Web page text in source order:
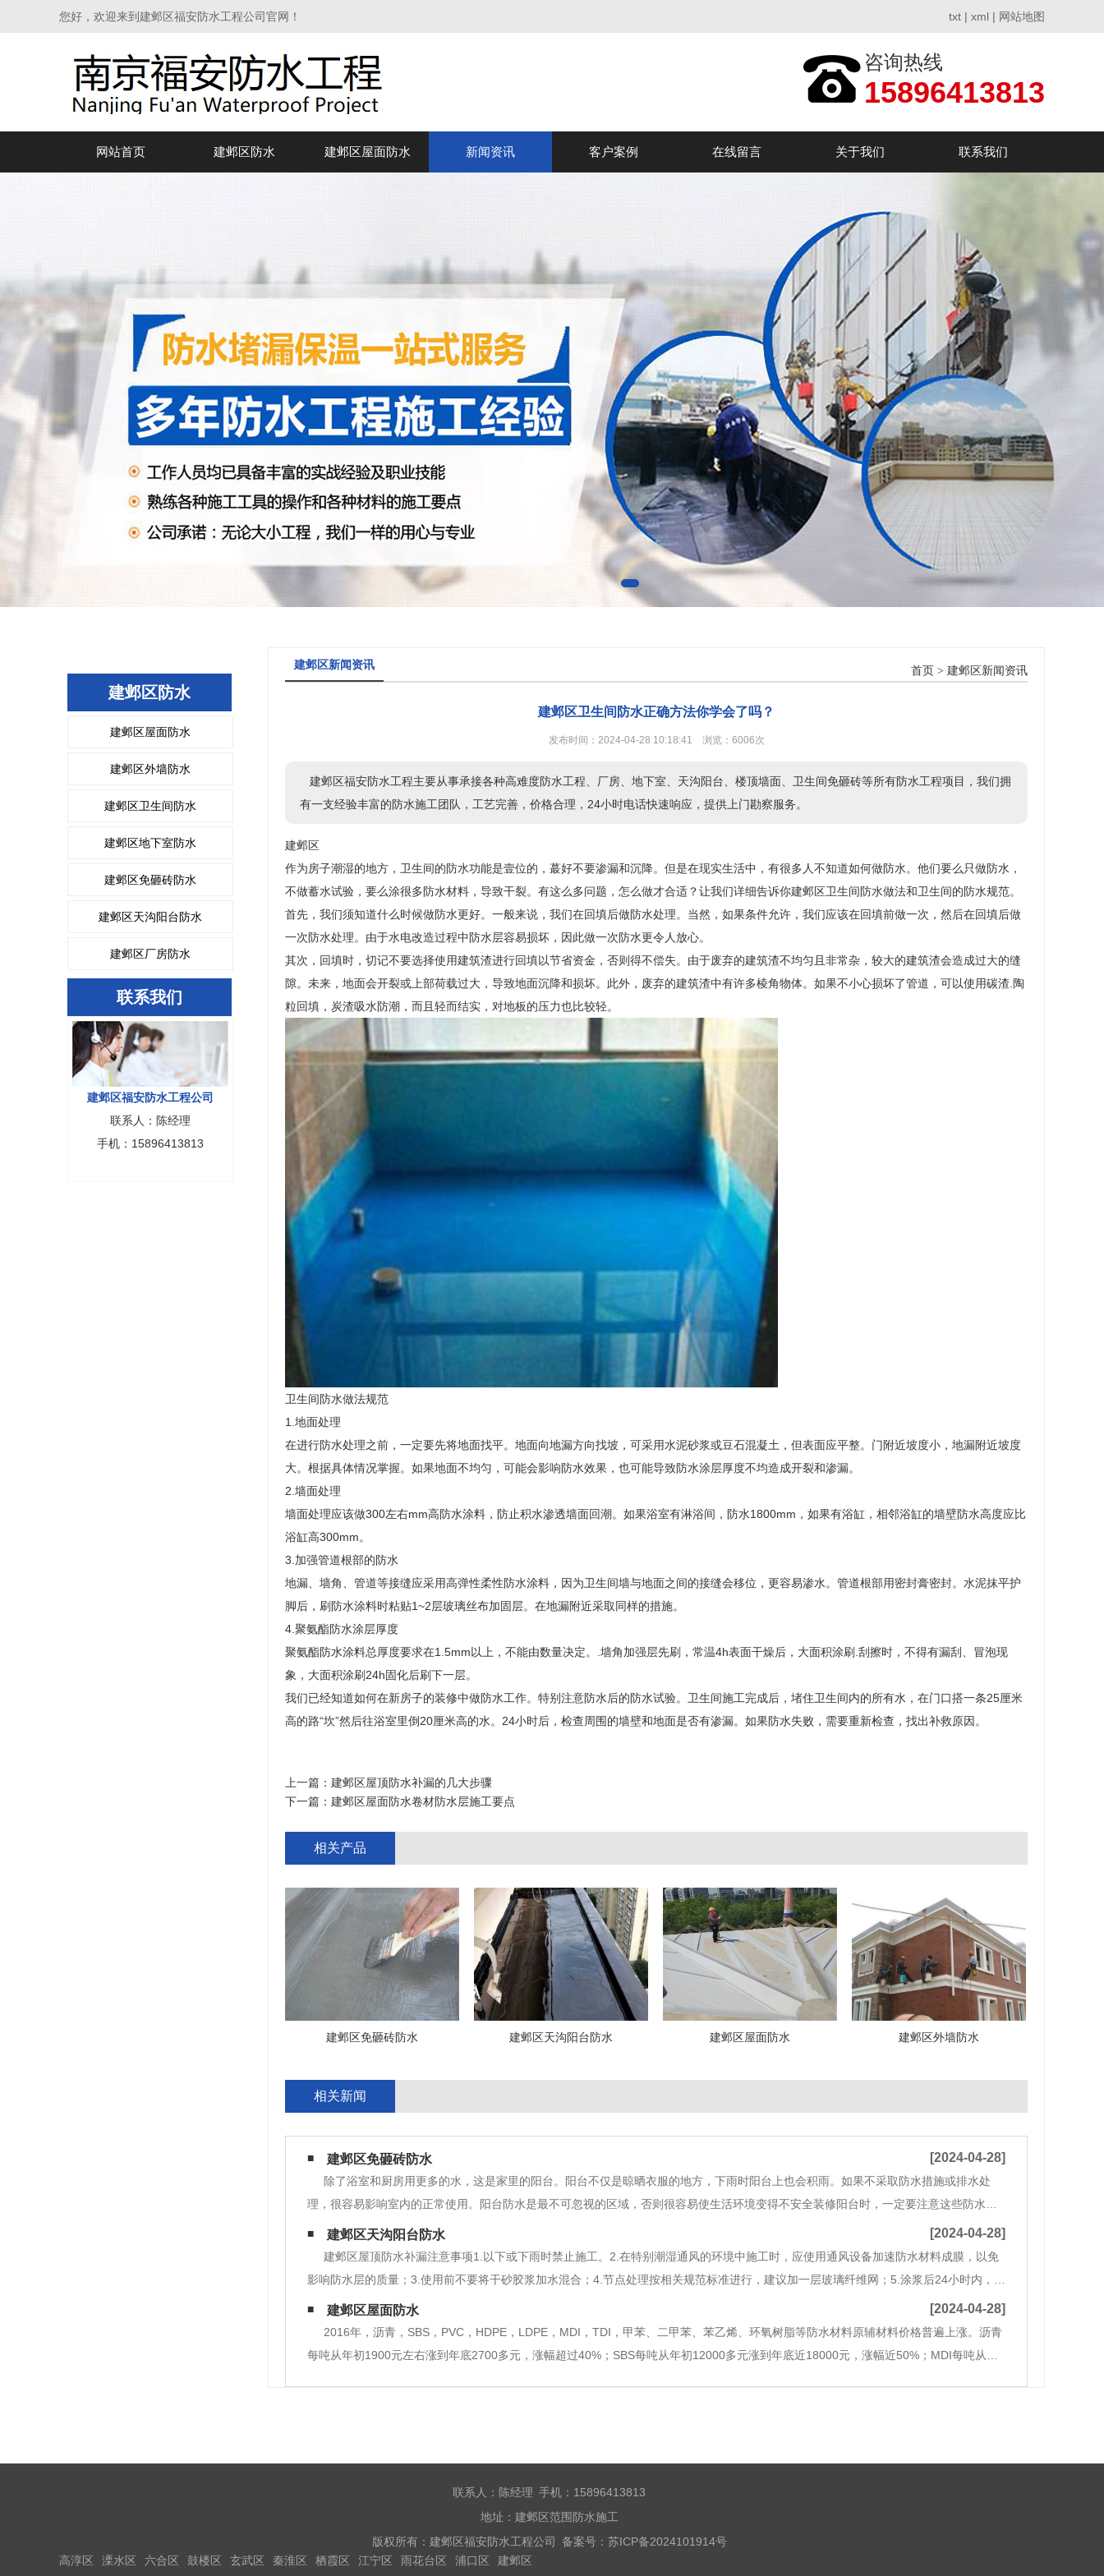
您好，欢迎来到建邺区福安防水工程公司官网！ txt | xml | 网站地图
咨询热线
15896413813
网站首页 建邺区防水 建邺区屋面防水 新闻资讯 客户案例 在线留言 关于我们 联系我们
建邺区防水
建邺区屋面防水
建邺区外墙防水
建邺区卫生间防水
建邺区地下室防水
建邺区免砸砖防水
建邺区天沟阳台防水
建邺区厂房防水
联系我们
建邺区福安防水工程公司
联系人：陈经理
手机：15896413813
建邺区新闻资讯 首页 > 建邺区新闻资讯
建邺区卫生间防水正确方法你学会了吗？
发布时间：2024-04-28 10:18:41 浏览：6006次
建邺区福安防水工程主要从事承接各种高难度防水工程、厂房、地下室、天沟阳台、楼顶墙面、卫生间免砸砖等所有防水工程项目，我们拥
有一支经验丰富的防水施工团队，工艺完善，价格合理，24小时电话快速响应，提供上门勘察服务。
建邺区
作为房子潮湿的地方，卫生间的防水功能是壹位的，蕞好不要渗漏和沉降。但是在现实生活中，有很多人不知道如何做防水。他们要么只做防水，
不做蓄水试验，要么涂很多防水材料，导致干裂。有这么多问题，怎么做才合适？让我们详细告诉你建邺区卫生间防水做法和卫生间的防水规范。
首先，我们须知道什么时候做防水更好。一般来说，我们在回填后做防水处理。当然，如果条件允许，我们应该在回填前做一次，然后在回填后做
一次防水处理。由于水电改造过程中防水层容易损坏，因此做一次防水更令人放心。
其次，回填时，切记不要选择使用建筑渣进行回填以节省资金，否则得不偿失。由于废弃的建筑渣不均匀且非常杂，较大的建筑渣会造成过大的缝
隙。未来，地面会开裂或上部荷载过大，导致地面沉降和损坏。此外，废弃的建筑渣中有许多棱角物体。如果不小心损坏了管道，可以使用碳渣.陶
粒回填，炭渣吸水防潮，而且轻而结实，对地板的压力也比较轻。
卫生间防水做法规范
1.地面处理
在进行防水处理之前，一定要先将地面找平。地面向地漏方向找坡，可采用水泥砂浆或豆石混凝土，但表面应平整。门附近坡度小，地漏附近坡度
大。根据具体情况掌握。如果地面不均匀，可能会影响防水效果，也可能导致防水涂层厚度不均造成开裂和渗漏。
2.墙面处理
墙面处理应该做300左右mm高防水涂料，防止积水渗透墙面回潮。如果浴室有淋浴间，防水1800mm，如果有浴缸，相邻浴缸的墙壁防水高度应比
浴缸高300mm。
3.加强管道根部的防水
地漏、墙角、管道等接缝应采用高弹性柔性防水涂料，因为卫生间墙与地面之间的接缝会移位，更容易渗水。管道根部用密封膏密封。水泥抹平护
脚后，刷防水涂料时粘贴1~2层玻璃丝布加固层。在地漏附近采取同样的措施。
4.聚氨酯防水涂层厚度
聚氨酯防水涂料总厚度要求在1.5mm以上，不能由数量决定。.墙角加强层先刷，常温4h表面干燥后，大面积涂刷.刮擦时，不得有漏刮、冒泡现
象，大面积涂刷24h固化后刷下一层。
我们已经知道如何在新房子的装修中做防水工作。特别注意防水后的防水试验。卫生间施工完成后，堵住卫生间内的所有水，在门口搭一条25厘米
高的路“坎”然后往浴室里倒20厘米高的水。24小时后，检查周围的墙壁和地面是否有渗漏。如果防水失败，需要重新检查，找出补救原因。
上一篇： 建邺区屋顶防水补漏的几大步骤
下一篇： 建邺区屋面防水卷材防水层施工要点
相关产品
建邺区免砸砖防水 建邺区天沟阳台防水 建邺区屋面防水 建邺区外墙防水
相关新闻
建邺区免砸砖防水 [2024-04-28]
除了浴室和厨房用更多的水，这是家里的阳台。阳台不仅是晾晒衣服的地方，下雨时阳台上也会积雨。如果不采取防水措施或排水处
理，很容易影响室内的正常使用。阳台防水是最不可忽视的区域，否则很容易使生活环境变得不安全装修阳台时，一定要注意这些防水注
意事项。建邺区阳台防水的重要性。1.开放式阳台。很多家里的阳台都是把它做成开放式的设计，这样会使空间更加宽敞，在这里会让人
感觉更加愉快。然而，开放式阳台将直接暴露在外
建邺区天沟阳台防水 [2024-04-28]
建邺区屋顶防水补漏注意事项1.以下或下雨时禁止施工。2.在特别潮湿通风的环境中施工时，应使用通风设备加速防水材料成膜，以免
影响防水层的质量；3.使用前不要将干砂胶浆加水混合；4.节点处理按相关规范标准进行，建议加一层玻璃纤维网；5.涂浆后24小时内，避
免高跟鞋或钉鞋进入防水层区域。6.完成的防水层不得在防水层上施工或堆积铁器、钉子、钢筋、脚手架等棱角重物，防止损坏防水层；7.
防水层完全凝固后，方可做
建邺区屋面防水 [2024-04-28]
2016年，沥青，SBS，PVC，HDPE，LDPE，MDI，TDI，甲苯、二甲苯、苯乙烯、环氧树脂等防水材料原辅材料价格普遍上涨。沥青
每吨从年初1900元左右涨到年底2700多元，涨幅超过40%；SBS每吨从年初12000多元涨到年底近18000元，涨幅近50%；MDI每吨从年
联系人：陈经理 手机：15896413813
地址：建邺区范围防水施工
版权所有：建邺区福安防水工程公司 备案号： 苏ICP备2024101914号
高淳区
溧水区 六合区 鼓楼区 玄武区 秦淮区 栖霞区 江宁区 雨花台区 浦口区 建邺区